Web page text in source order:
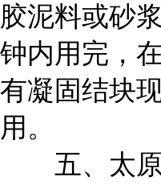
胶泥料或砂
钟内用完，
有凝固结块
用。
五、太原